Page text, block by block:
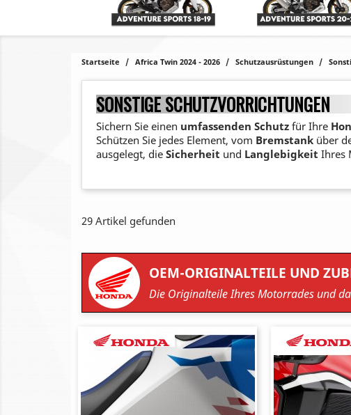
Startseite Africa Twin 2024 - 2026 Schutzausrüstungen
SONSTIGE SCHUTZVORRICHTUNGEN
Sichern Sie einen umfassenden Schutz für Ihre
Schützen Sie jedes Element, vom Bremstank über
ausgelegt, die Sicherheit und Langlebigkeit Ihres
29 Artikel gefunden
OEM-ORIGINALTEILE UND
Die Originalteile Ihres Motorrades und